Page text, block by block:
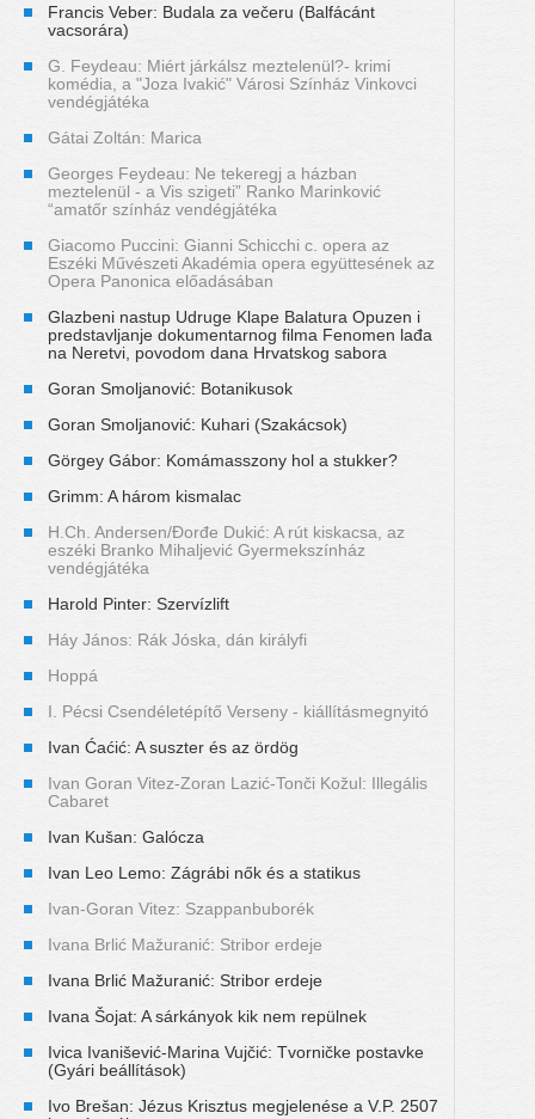
Francis Veber: Budala za večeru (Balfácánt
vacsorára)
G. Feydeau: Miért járkálsz meztelenül?- krimi
komédia, a "Joza Ivakić" Városi Színház Vinkovci
vendégjátéka
Gátai Zoltán: Marica
Georges Feydeau: Ne tekeregj a házban
meztelenül - a Vis szigeti” Ranko Marinković
“amatőr színház vendégjátéka
Giacomo Puccini: Gianni Schicchi c. opera az
Eszéki Művészeti Akadémia opera együttesének az
Opera Panonica előadásában
Glazbeni nastup Udruge Klape Balatura Opuzen i
predstavljanje dokumentarnog filma Fenomen lađa
na Neretvi, povodom dana Hrvatskog sabora
Goran Smoljanović: Botanikusok
Goran Smoljanović: Kuhari (Szakácsok)
Görgey Gábor: Komámasszony hol a stukker?
Grimm: A három kismalac
H.Ch. Andersen/Đorđe Dukić: A rút kiskacsa, az
eszéki Branko Mihaljević Gyermekszínház
vendégjátéka
Harold Pinter: Szervízlift
Háy János: Rák Jóska, dán királyfi
Hoppá
I. Pécsi Csendéletépítő Verseny - kiállításmegnyitó
Ivan Ćaćić: A suszter és az ördög
Ivan Goran Vitez-Zoran Lazić-Tonči Kožul: Illegális
Cabaret
Ivan Kušan: Galócza
Ivan Leo Lemo: Zágrábi nők és a statikus
Ivan-Goran Vitez: Szappanbuborék
Ivana Brlić Mažuranić: Stribor erdeje
Ivana Brlić Mažuranić: Stribor erdeje
Ivana Šojat: A sárkányok kik nem repülnek
Ivica Ivanišević-Marina Vujčić: Tvorničke postavke
(Gyári beállítások)
Ivo Brešan: Jézus Krisztus megjelenése a V.P. 2507